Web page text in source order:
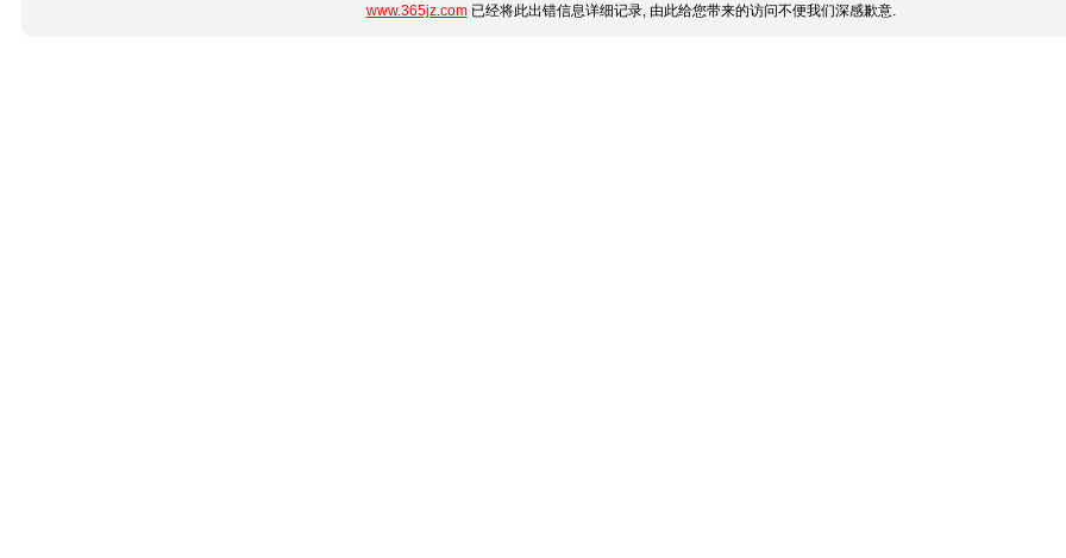
www.365jz.com已经将此出错信息详细记录, 由此给您带来的访问不便我们深感歉意.